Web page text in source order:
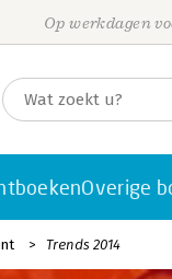
Op werkdagen
Overige
Trends 2014